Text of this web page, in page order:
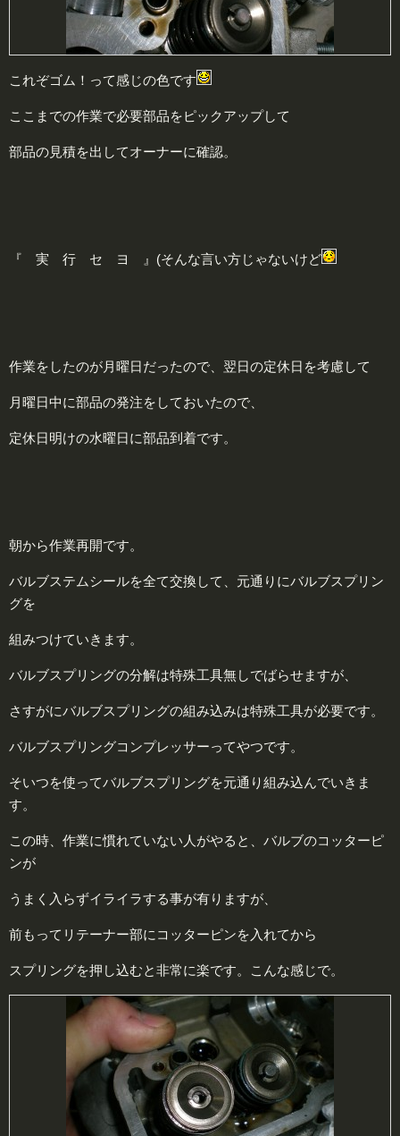
これぞゴム！って感じの色です
ここまでの作業で必要部品をピックアップして
部品の見積を出してオーナーに確認。
『 実 行 セ ヨ 』(そんな言い方じゃないけど
作業をしたのが月曜日だったので、翌日の定休日を考慮して
月曜日中に部品の発注をしておいたので、
定休日明けの水曜日に部品到着です。
朝から作業再開です。
バルブステムシールを全て交換して、元通りにバルブスプリン
グを
組みつけていきます。
バルブスプリングの分解は特殊工具無しでばらせますが、
さすがにバルブスプリングの組み込みは特殊工具が必要です。
バルブスプリングコンプレッサーってやつです。
そいつを使ってバルブスプリングを元通り組み込んでいきま
す。
この時、作業に慣れていない人がやると、バルブのコッターピ
ンが
うまく入らずイライラする事が有りますが、
前もってリテーナー部にコッターピンを入れてから
スプリングを押し込むと非常に楽です。こんな感じで。